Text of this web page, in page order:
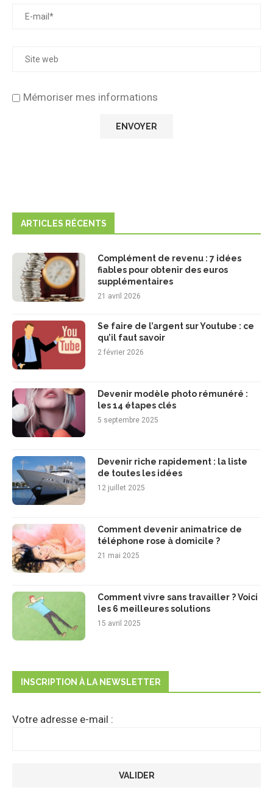
Mémoriser mes informations
ARTICLES RÉCENTS
Complément de revenu : 7 idées
fiables pour obtenir des euros
supplémentaires
21 avril 2026
Se faire de l’argent sur Youtube : ce
qu’il faut savoir
2 février 2026
Devenir modèle photo rémunéré :
les 14 étapes clés
5 septembre 2025
Devenir riche rapidement : la liste
de toutes les idées
12 juillet 2025
Comment devenir animatrice de
téléphone rose à domicile ?
21 mai 2025
Comment vivre sans travailler ? Voici
les 6 meilleures solutions
15 avril 2025
INSCRIPTION À LA NEWSLETTER
Votre adresse e-mail :